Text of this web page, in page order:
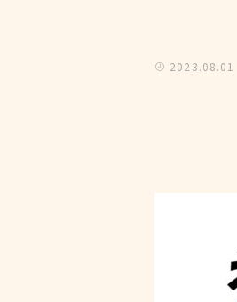
2023.08.01